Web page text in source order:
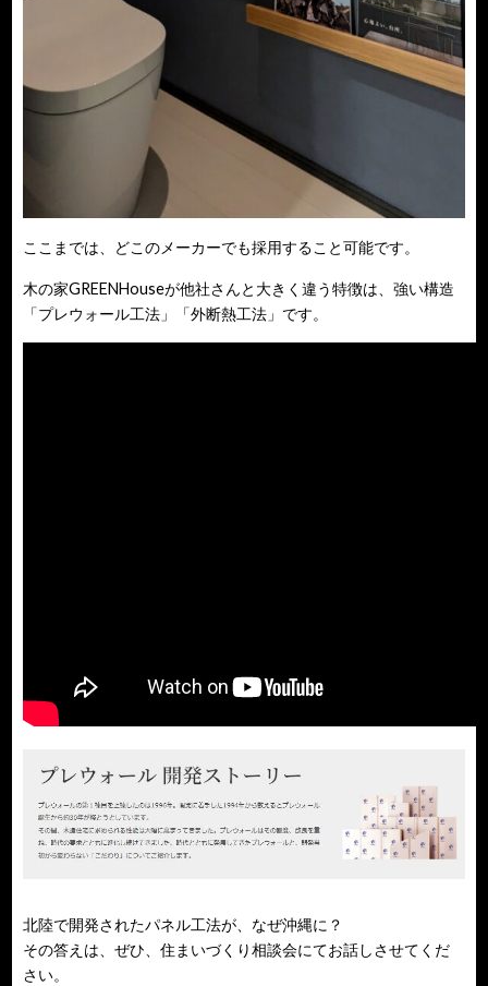
ここまでは、どこのメーカーでも採用すること可能です。
木の家GREENHouseが他社さんと大きく違う特徴は、強い構造
「プレウォール工法」「外断熱工法」です。
北陸で開発されたパネル工法が、なぜ沖縄に？
その答えは、ぜひ、住まいづくり相談会にてお話しさせてくだ
さい。